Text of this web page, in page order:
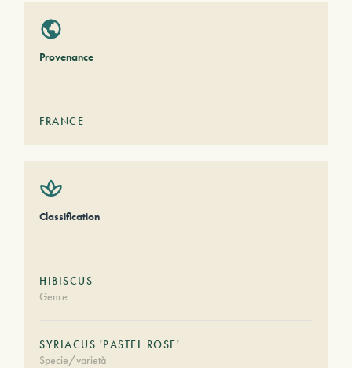
Provenance
FRANCE
Classification
HIBISCUS
Genre
SYRIACUS 'PASTEL ROSE'
Specie/varietà